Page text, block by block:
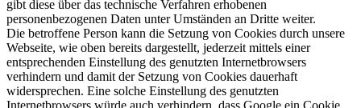
gibt diese über das technische Verfahren erhobenen
personenbezogenen Daten unter Umständen an Dritte weiter.
Die betroffene Person kann die Setzung von Cookies durch unsere
Webseite, wie oben bereits dargestellt, jederzeit mittels einer
entsprechenden Einstellung des genutzten Internetbrowsers
verhindern und damit der Setzung von Cookies dauerhaft
widersprechen. Eine solche Einstellung des genutzten